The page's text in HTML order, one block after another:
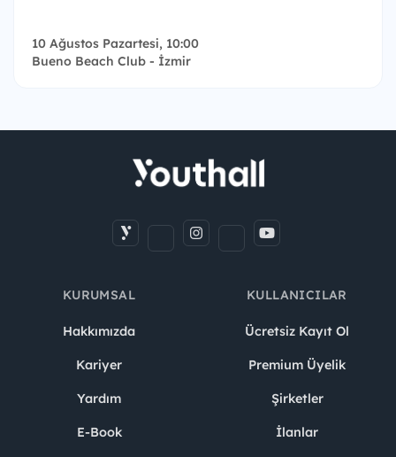
10 Ağustos Pazartesi, 10:00
Bueno Beach Club - İzmir
KURUMSAL
Hakkımızda
Kariyer
Yardım
E-Book
KULLANICILAR
Ücretsiz Kayıt Ol
Premium Üyelik
Şirketler
İlanlar